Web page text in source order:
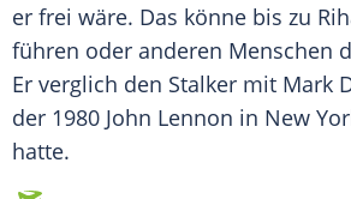
er frei wäre. Das könne bis zu
führen oder anderen Menschen
Er verglich den Stalker mit Mark
der 1980 John Lennon in New
hatte.